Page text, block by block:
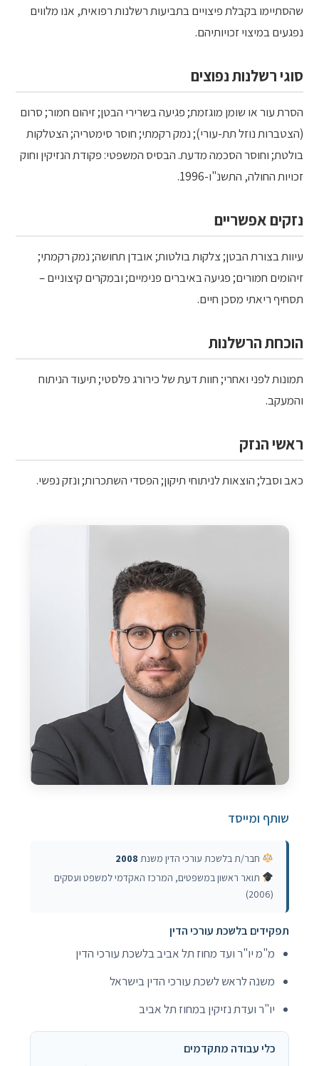
שהסתיימו בקבלת פיצויים בתביעות רשלנות רפואית, אנו מלווים
נפגעים במיצוי זכויותיהם.
סוגי רשלנות נפוצים
הסרת עור או שומן מוגזמת; פגיעה בשרירי הבטן; זיהום חמור; סרום
(הצטברות נוזל תת-עורי); נמק רקמתי; חוסר סימטריה; הצטלקות
בולטת; וחוסר הסכמה מדעת. הבסיס המשפטי: פקודת הנזיקין וחוק
זכויות החולה, התשנ"ו-1996.
נזקים אפשריים
עיוות בצורת הבטן; צלקות בולטות; אובדן תחושה; נמק רקמתי;
זיהומים חמורים; פגיעה באיברים פנימיים; ובמקרים קיצוניים –
תסחיף ריאתי מסכן חיים.
הוכחת הרשלנות
תמונות לפני ואחרי; חוות דעת של כירורג פלסטי; תיעוד הניתוח
והמעקב.
ראשי הנזק
כאב וסבל; הוצאות לניתוחי תיקון; הפסדי השתכרות; ונזק נפשי.
שותף ומייסד
חבר/ת בלשכת עורכי הדין משנת 2008
תואר ראשון במשפטים, המרכז האקדמי למשפט ועסקים
(2006)
תפקידים בלשכת עורכי הדין
מ"מ יו"ר ועד מחוז תל אביב בלשכת עורכי הדין
משנה לראש לשכת עורכי הדין בישראל
יו"ר ועדת נזיקין במחוז תל אביב
כלי עבודה מתקדמים